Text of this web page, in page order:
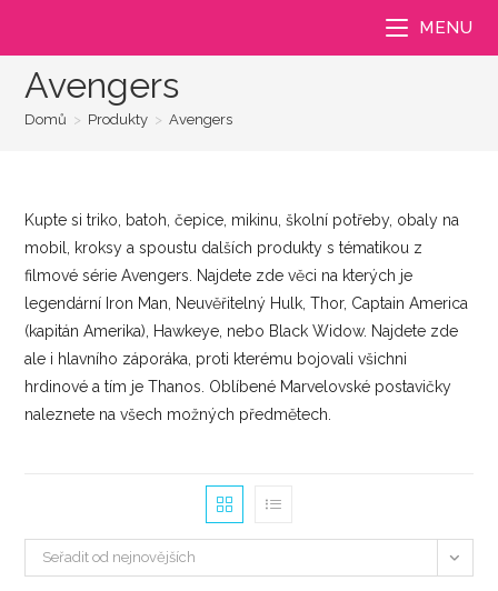
MENU
Avengers
Domů > Produkty > Avengers
Kupte si triko, batoh, čepice, mikinu, školní potřeby, obaly na
mobil, kroksy a spoustu dalších produkty s tématikou z
filmové série Avengers. Najdete zde věci na kterých je
legendární Iron Man, Neuvěřitelný Hulk, Thor, Captain America
(kapitán Amerika), Hawkeye, nebo Black Widow. Najdete zde
ale i hlavního záporáka, proti kterému bojovali všichni
hrdinové a tím je Thanos. Oblíbené Marvelovské postavičky
naleznete na všech možných předmětech.
Seřadit od nejnovějších